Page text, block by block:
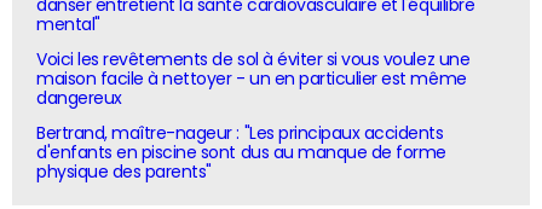
danser entretient la santé cardiovasculaire et l'équilibre
mental"
Voici les revêtements de sol à éviter si vous voulez une
maison facile à nettoyer - un en particulier est même
dangereux
Bertrand, maître-nageur : "Les principaux accidents
d'enfants en piscine sont dus au manque de forme
physique des parents"